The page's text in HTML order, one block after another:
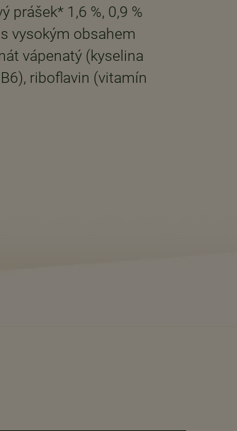
prášek* 1,6 %, 0,9 %
vysokým obsahem
vápenatý (kyselina
riboflavin (vitamín